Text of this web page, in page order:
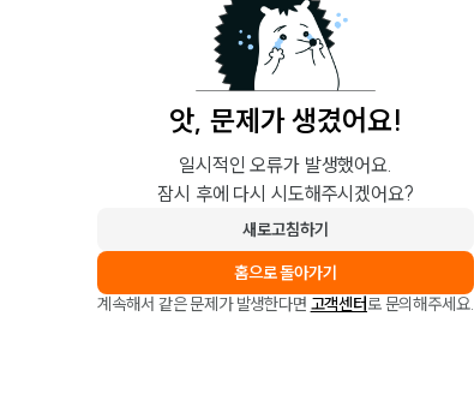
앗, 문제가 생겼어요!
일시적인 오류가 발생했어요.
잠시 후에 다시 시도해주시겠어요?
새로고침하기
홈으로 돌아가기
계속해서 같은 문제가 발생한다면 고객센터로 문의해주세요.